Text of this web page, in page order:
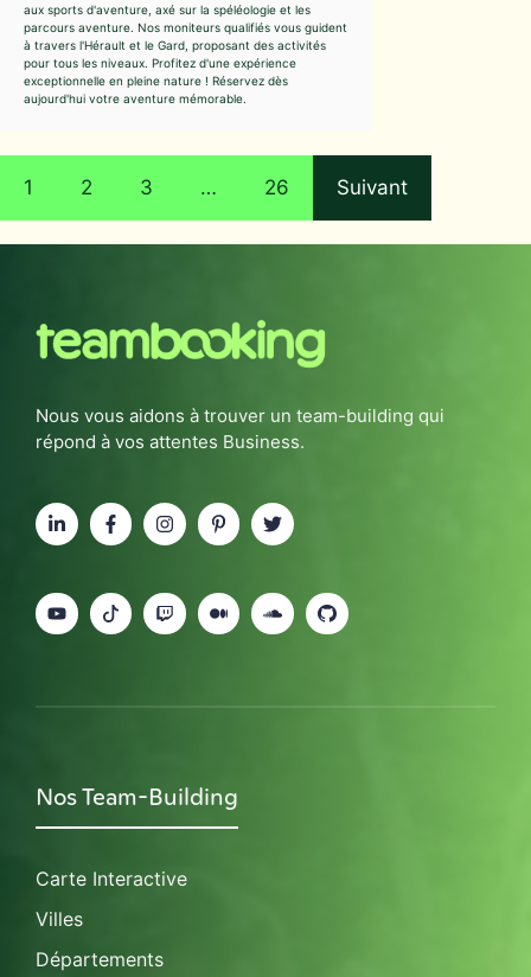
aux sports d'aventure, axé sur la spéléologie et les
parcours aventure. Nos moniteurs qualifiés vous guident
à travers l'Hérault et le Gard, proposant des activités
pour tous les niveaux. Profitez d'une expérience
exceptionnelle en pleine nature ! Réservez dès
aujourd'hui votre aventure mémorable.
1 2 3 … 26 Suivant
Nous vous aidons à trouver un team-building qui
répond à vos attentes Business.
Nos Team-Building
Carte Interactive
Villes
Départements